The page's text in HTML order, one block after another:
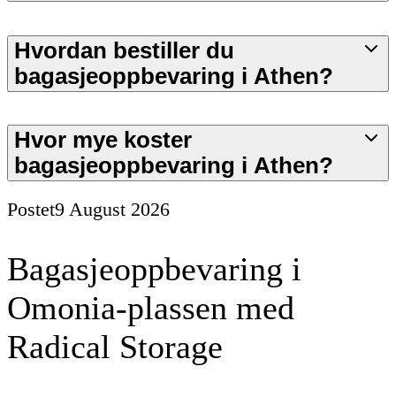
Hvordan bestiller du
bagasjeoppbevaring i Athen?
Hvor mye koster
bagasjeoppbevaring i Athen?
Postet9 August 2026
Bagasjeoppbevaring i
Omonia-plassen med
Radical Storage